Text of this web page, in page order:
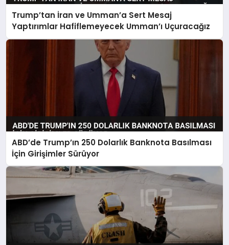
Trump’tan İran ve Umman’a Sert Mesaj
Yaptırımlar Hafiflemeyecek Umman’ı Uçuracağız
ABD’de Trump’ın 250 Dolarlık Banknota Basılması
İçin Girişimler Sürüyor